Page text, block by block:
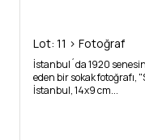
Lot: 11 > Fotoğraf
İstanbul´da 1920
eden bir sokak fotoğrafı,
İstanbul, 14x9 cm...